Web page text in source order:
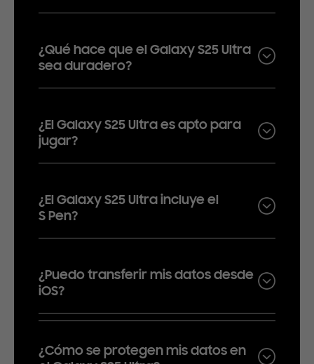
¿Qué hace que el Galaxy S25 Ultra
sea duradero?
¿El Galaxy S25 Ultra es apto para
jugar?
¿El Galaxy S25 Ultra incluye el
S Pen?
¿Puedo transferir mis datos desde
iOS?
¿Cómo se protegen mis datos en